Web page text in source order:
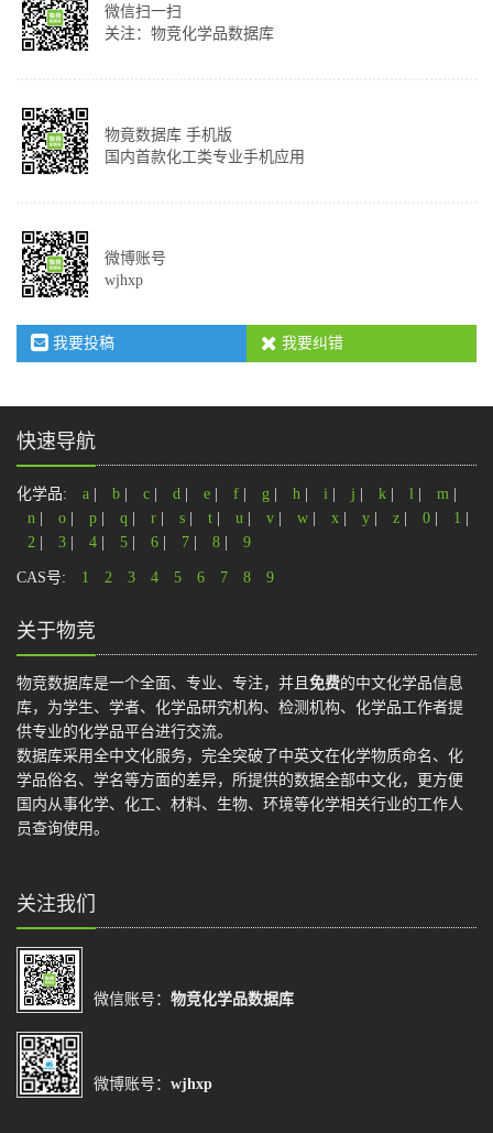
微信扫一扫
关注：物竞化学品数据库
物竟数据库 手机版
国内首款化工类专业手机应用
微博账号
wjhxp
我要投稿 我要纠错
快速导航
化学品: a b c d e f g h i j k l m
n
o p q r s t u v w x y z 0 1
2
3 4 5 6 7 8 9
CAS号: 1 2 3 4 5 6 7 8 9
关于物竞
物竞数据库是一个全面、专业、专注，并且 免费的中文化学品信息
库，为学生、学者、化学品研究机构、检测机构、化学品工作者提
供专业的化学品平台进行交流。
数据库采用全中文化服务，完全突破了中英文在化学物质命名、化
学品俗名、学名等方面的差异，所提供的数据全部中文化，更方便
国内从事化学、化工、材料、生物、环境等化学相关行业的工作人
员查询使用。
关注我们
微信账号： 物竞化学品数据库
微博账号： wjhxp